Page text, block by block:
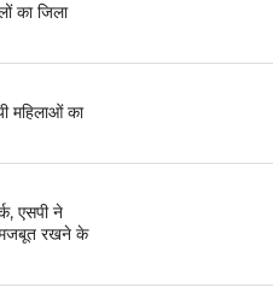
का जिला
महिलाओं का
एसपी ने
मजबूत रखने के